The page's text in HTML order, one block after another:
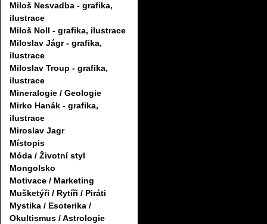
Miloš Nesvadba - grafika,
ilustrace
Miloš Noll - grafika, ilustrace
Miloslav Jágr - grafika,
ilustrace
Miloslav Troup - grafika,
ilustrace
Mineralogie / Geologie
Mirko Hanák - grafika,
ilustrace
Miroslav Jagr
Místopis
Móda / Životní styl
Mongolsko
Motivace / Marketing
Mušketýři / Rytíři / Piráti
Mystika / Esoterika /
Okultismus / Astrologie